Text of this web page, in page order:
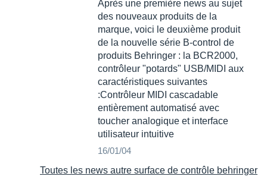
Après une première news au sujet
des nouveaux produits de la
marque, voici le deuxième produit
de la nouvelle série B-control de
produits Behringer : la BCR2000,
contrôleur "potards" USB/MIDI aux
caractéristiques suivantes
:Contrôleur MIDI cascadable
entièrement automatisé avec
toucher analogique et interface
utilisateur intuitive
16/01/04
Toutes les news autre surface de contrôle behringer